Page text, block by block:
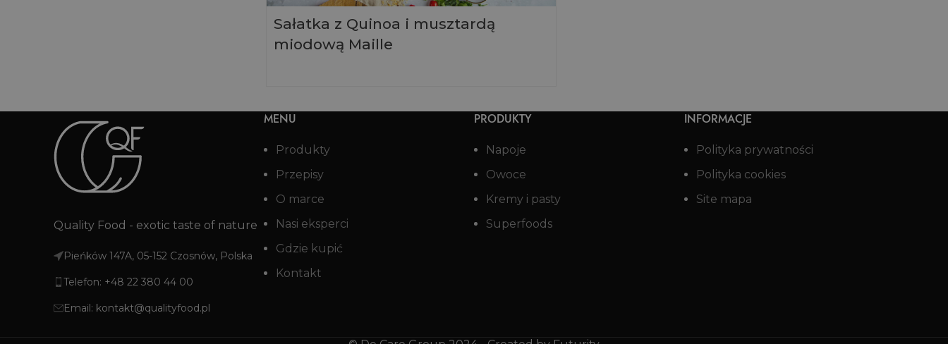
Sałatka z Quinoa i musztardą
miodową Maille
Quality Food - exotic taste of nature
Pieńków 147A, 05-152 Czosnów, Polska
Telefon: +48 22 380 44 00
Email: kontakt@qualityfood.pl
MENU
Produkty
Przepisy
O marce
Nasi eksperci
Gdzie kupić
Kontakt
PRODUKTY
Napoje
Owoce
Kremy i pasty
Superfoods
INFORMACJE
Polityka prywatności
Polityka cookies
Site mapa